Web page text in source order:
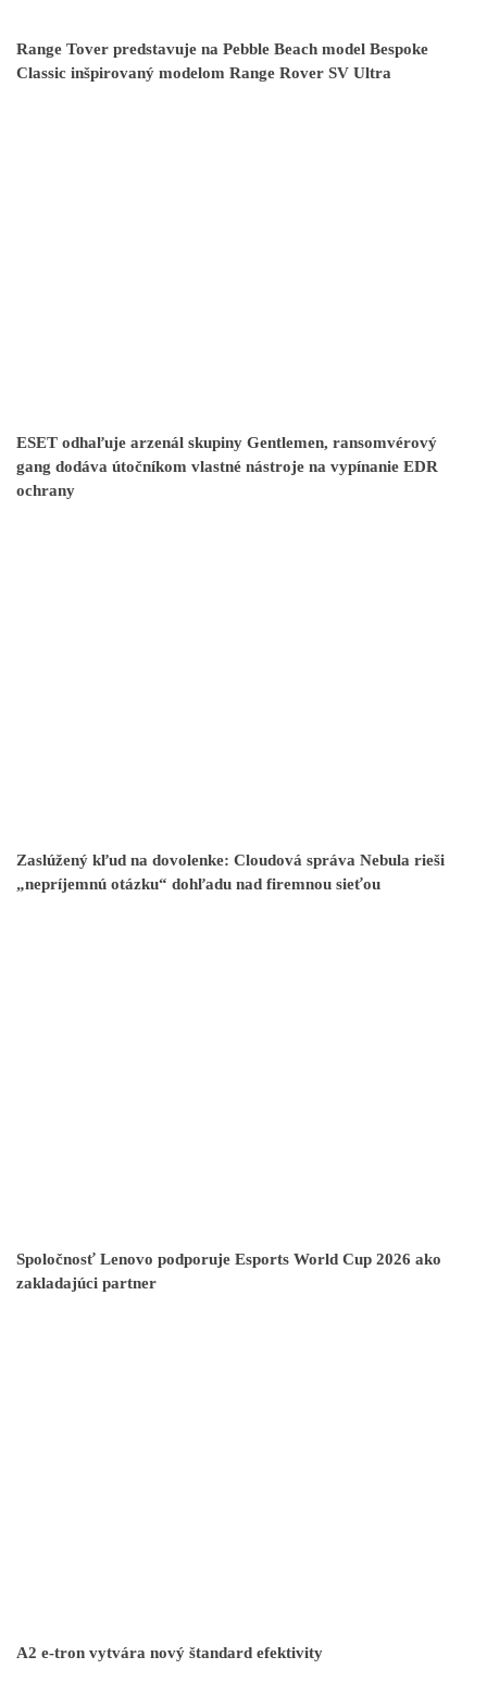
Range Tover predstavuje na Pebble Beach model Bespoke
Classic inšpirovaný modelom Range Rover SV Ultra
ESET odhaľuje arzenál skupiny Gentlemen, ransomvérový
gang dodáva útočníkom vlastné nástroje na vypínanie EDR
ochrany
Zaslúžený kľud na dovolenke: Cloudová správa Nebula rieši
„nepríjemnú otázku“ dohľadu nad firemnou sieťou
Spoločnosť Lenovo podporuje Esports World Cup 2026 ako
zakladajúci partner
A2 e-tron vytvára nový štandard efektivity